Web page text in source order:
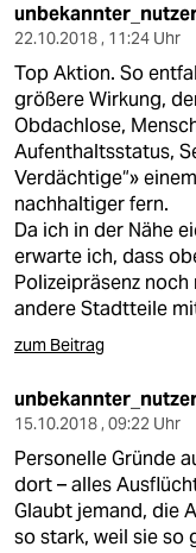
22.10.2018 , 11:24 Uhr
Top Aktion. So
größere Wirkung,
Obdachlose,
Aufenthaltsstatus,
Verdächtige“»
nachhaltiger fern.
Da ich in der Nähe
erwarte ich, dass
Polizeipräsenz
andere Stadtteile
zum Beitrag
15.10.2018 , 09:22 Uhr
Personelle Gründe
dort – alles
Glaubt jemand, die
so stark, weil sie so